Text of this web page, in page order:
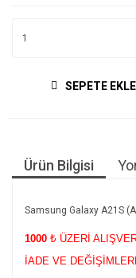
SEPETE EKLE
Ürün Bilgisi
Samsung Galaxy A21S
1000 ₺ ÜZERİ
İADE VE